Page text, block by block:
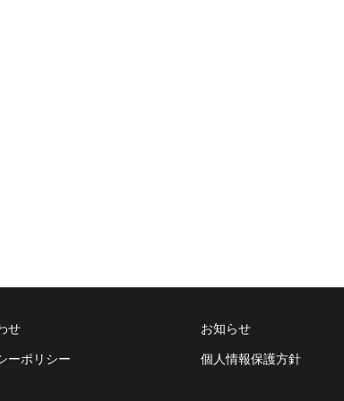
せ お知らせ
ーポリシー 個人情報保護方針